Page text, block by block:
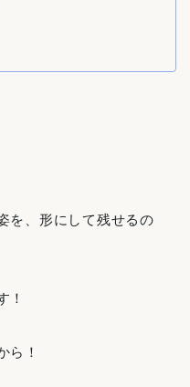
を、形にして残せるの
！
ら！